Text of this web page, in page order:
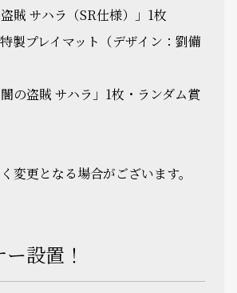
賊 サハラ（SR仕様）」1枚
特製プレイマット（デザイン：劉備
闇の盗賊 サハラ」1枚・ランダム賞
変更となる場合がございます。
設置！